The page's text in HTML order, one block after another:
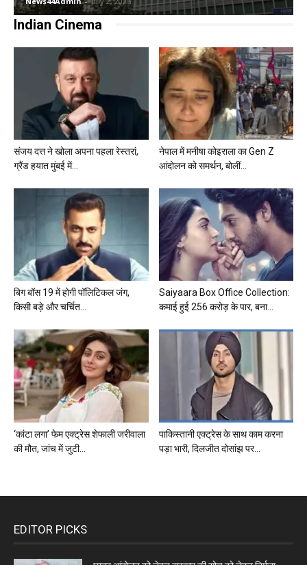
Indian Cinema
संजय दत्त ने खोला अपना पहला रेस्तरां,
ग्रैंड हयात मुंबई में...
नेपाल में मनीषा कोइराला का Gen Z
आंदोलन को समर्थन, बोलीं...
बिग बॉस 19 में होगी पॉलिटिकल जंग,
किसी बड़े और चर्चित...
Saiyaara Box Office Collection:
कमाई हुई 256 करोड़ के पार, बना...
‘कांटा लगा’ फेम एक्ट्रेस शेफाली जरीवाला
की मौत, जांच में जुटी...
पाकिस्तानी एक्ट्रेस के साथ काम करना
पड़ा भारी, दिलजीत दोसांझ पर...
EDITOR PICKS